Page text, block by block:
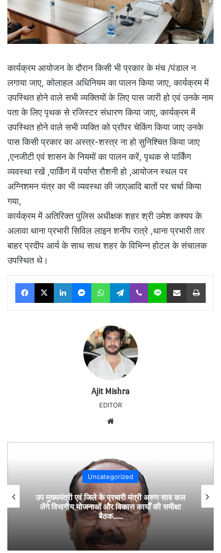
कार्यक्रम आयोजन के दौरान किसी भी प्रकार के मंच /पंडाल न
लगाया जाए, कोलाहल अधिनियम का पालन किया जाए, कार्यक्रम में
उपस्थित होने वाले सभी व्यक्तियों के लिए पास जारी हो एवं उनके नाम
पता के लिए पृथक से रजिस्टर संधारण किया जाए, कार्यक्रम में
उपस्थित होने वाले सभी व्यक्ति को प्रॉपर चेकिंग किया जाए उनके
पास किसी प्रकार का अस्त्र-शस्त्र ना हो सुनिश्चित किया जाए
,एनजीटी एवं शासन के नियमों का पालन करें, पृथक से पार्किंग
व्यवस्था रखें ,पार्किंग में पर्याप्त रौशनी हो ,आयोजन स्थल पर
अग्निशमन यंत्र का भी व्यवस्था की जाएआदि बातों पर चर्चा किया
गया,
कार्यक्रम में अतिरिक्त पुलिस अधीक्षक शहर श्री उमेश कश्यप के
अलावा थाना प्रभारी सिविल लाइन शनीप रात्रे ,थाना प्रभारी तार
बाहर प्रदीप आर्य के साथ साथ शहर के विभिन्न होटल के संचालक
उपस्थित थे।
Facebook
X LinkedInMessengerWhatsAppTelegram
Viber Line Share via Email Print
Ajit Mishra
EDITOR
Uncategorized
उप मुख्यमंत्री एवं जिले के प्रभारी मंत्री अरुण साव कल
लेंगे विभागीय योजनाओं और विकास कार्यों की समीक्षा
बैठक…..